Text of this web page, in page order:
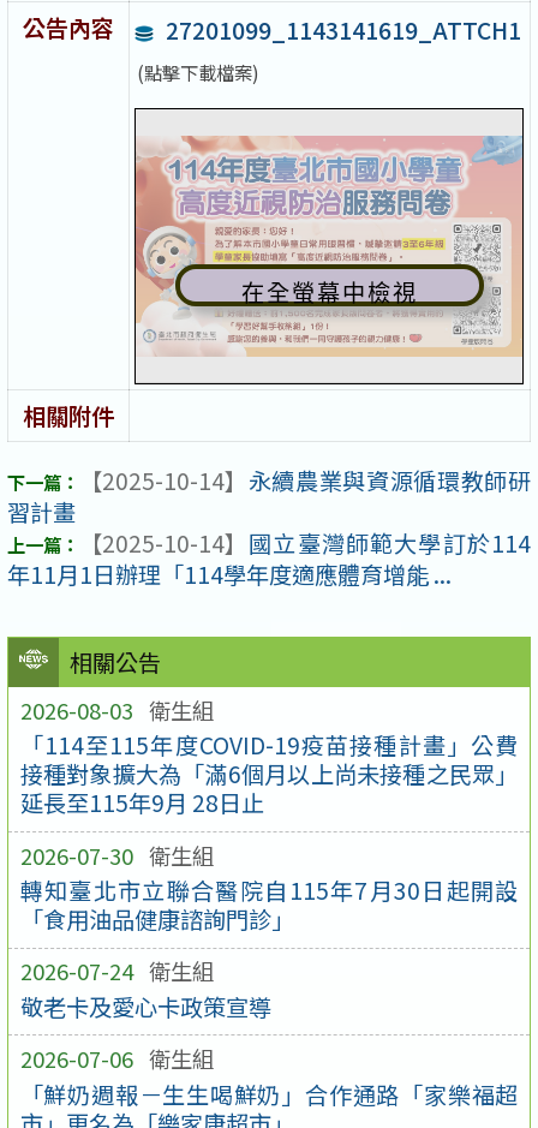
相關公告
2026-08-03 衛生組
「114至115年度COVID-19疫苗接種計畫」公費
接種對象擴大為「滿6個月以上尚未接種之民眾」
延長至115年9月 28日止
2026-07-30 衛生組
轉知臺北市立聯合醫院自115年7月30日起開設
「食用油品健康諮詢門診」
2026-07-24 衛生組
敬老卡及愛心卡政策宣導
2026-07-06 衛生組
「鮮奶週報－生生喝鮮奶」合作通路「家樂福超
公告內容
27201099_1143141619_ATTCH1
(點擊下載檔案)
在全螢幕中檢視
相關附件
【2025-10-14】 永續農業與資源循環教師研
習計畫
【2025-10-14】 國立臺灣師範大學訂於114
年11月1日辦理「114學年度適應體育增能 ...